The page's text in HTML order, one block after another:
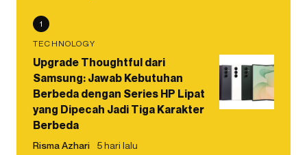
1
TECHNOLOGY
Upgrade Thoughtful dari
Samsung: Jawab Kebutuhan
Berbeda dengan Series HP Lipat
yang Dipecah Jadi Tiga Karakter
Berbeda
Risma Azhari 5 hari lalu